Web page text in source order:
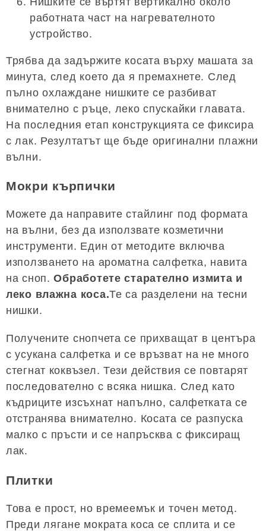
работната част на нагревателното
устройство.
Трябва да задържите косата върху машата за
минута, след което да я премахнете. След
пълно охлаждане нишките се разбиват
внимателно с ръце, леко спускайки главата.
На последния етап конструкцията се фиксира
с лак. Резултатът ще бъде оригинални плажни
вълни.
Мокри кърпички
Можете да направите стайлинг под формата
на вълни, без да използвате козметични
инструменти. Един от методите включва
използването на ароматна салфетка, навита
на сноп.Обработете старателно измита и
леко влажна коса.Те са разделени на тесни
нишки.
Получените снопчета се прихващат в центъра
с усукана салфетка и се връзват на не много
стегнат коквъзел. Тези действия се повтарят
последователно с всяка нишка. След като
къдриците изсъхнат напълно, салфетката се
отстранява внимателно. Косата се разпуска
малко с пръсти и се напръсква с фиксиращ
лак.
Плитки
Това е прост, но времеемък и точен метод.
Преди лягане мократа коса се сплита и се